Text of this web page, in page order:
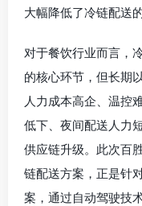
大幅降低了冷链配送
对于餐饮行业而言，
的核心环节，但长期
人力成本高企、温控
低下、夜间配送人力
供应链升级。此次百
链配送方案，正是针
案，通过自动驾驶技